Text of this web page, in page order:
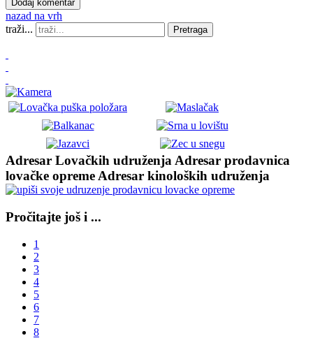
nazad na vrh
traži...
Pretraga
Adresar Lovačkih udruženja Adresar prodavnica
lovačke opreme Adresar kinoloških udruženja
Pročitajte još i ...
1
2
3
4
5
6
7
8